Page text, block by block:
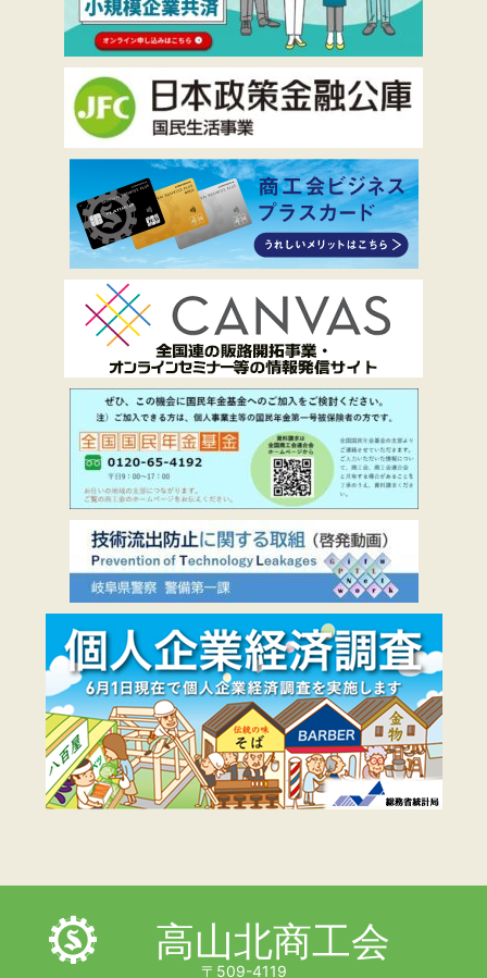
高山北商工会
〒509-4119